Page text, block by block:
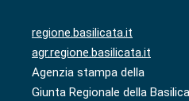
regione.basilicata.it
agr.regione.basilicata.it
Agenzia stampa della
Giunta Regionale della